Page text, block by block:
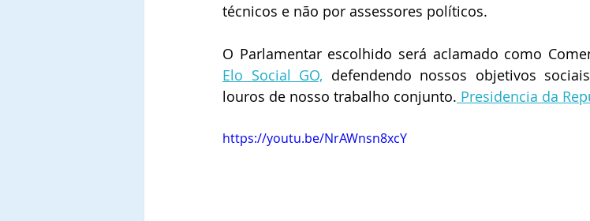
técnicos e não por assessores políticos.
O Parlamentar escolhido será aclamado como
Elo Social GO, defendendo nossos objetivos
louros de nosso trabalho conjunto. Presidencia da
https://youtu.be/NrAWnsn8xcY